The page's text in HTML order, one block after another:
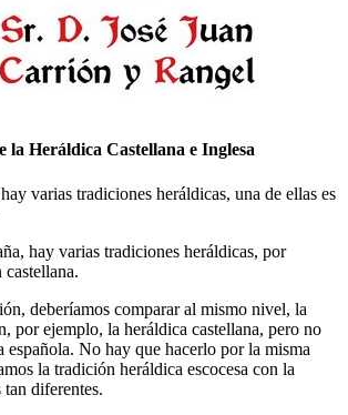
la Heráldica Castellana e Inglesa
varias tradiciones heráldicas, una de ellas es
hay varias tradiciones heráldicas, por
deberíamos comparar al mismo nivel, la
por ejemplo, la heráldica castellana, pero no
española. No hay que hacerlo por la misma
la tradición heráldica escocesa con la
tan diferentes.